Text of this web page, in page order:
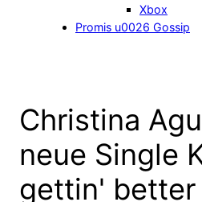
Xbox
Promis u0026 Gossip
Christina
neue Single
gettin' better